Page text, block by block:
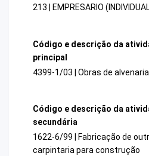
213 | EMPRESARIO
Código e descrição da
principal
4399-1/03 | Obras de alvenaria
Código e descrição da
secundária
1622-6/99 | Fabricação de
carpintaria para construção